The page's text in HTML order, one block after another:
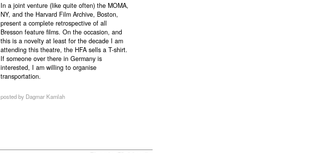
In a joint venture (like quite often) the MOMA,
NY, and the Harvard Film Archive, Boston,
present a complete retrospective of all
Bresson feature films. On the occasion, and
this is a novelty at least for the decade I am
attending this theatre, the HFA sells a T-shirt.
If someone over there in Germany is
interested, I am willing to organise
transportation.
posted by Dagmar Kamlah